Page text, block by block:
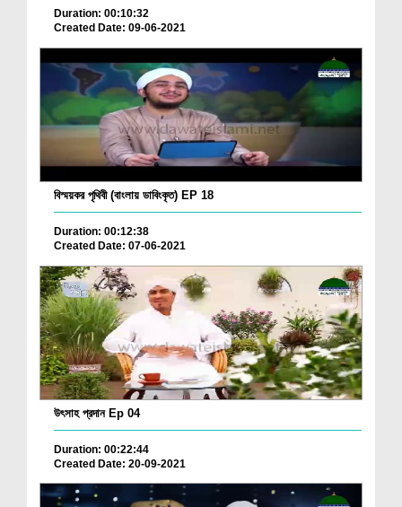
Duration: 00:10:32
Created Date: 09-06-2021
বিস্ময়কর পৃথিবী (বাংলায় ডাবিংকৃত) EP 18
Duration: 00:12:38
Created Date: 07-06-2021
উৎসাহ প্রদান Ep 04
Duration: 00:22:44
Created Date: 20-09-2021